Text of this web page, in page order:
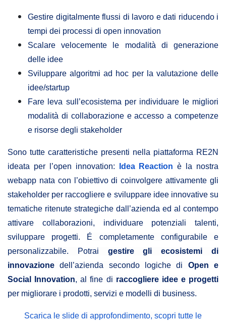
Gestire digitalmente flussi di lavoro e dati riducendo i
tempi dei processi di open innovation
Scalare velocemente le modalità di generazione
delle idee
Sviluppare algoritmi ad hoc per la valutazione delle
idee/startup
Fare leva sull’ecosistema per individuare le migliori
modalità di collaborazione e accesso a competenze
e risorse degli stakeholder
Sono tutte caratteristiche presenti nella piattaforma RE2N
ideata per l’open innovation:
Idea Reaction è la nostra
webapp nata con l’obiettivo di coinvolgere attivamente gli
stakeholder per raccogliere e sviluppare idee innovative su
tematiche ritenute strategiche dall’azienda ed al contempo
attivare collaborazioni, individuare potenziali talenti,
sviluppare progetti. É completamente configurabile e
personalizzabile. Potrai gestire gli ecosistemi di
innovazionedell’azienda secondo logiche di Open e
Social Innovation, al fine di raccogliere idee e progetti
per migliorare i prodotti, servizi e modelli di business.
Scarica le slide di approfondimento, scopri tutte le